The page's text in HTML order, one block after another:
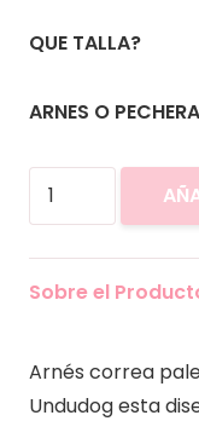
QUE TALLA?
ARNES O
Arnés
+
Paletas
Sobre el
Arnés correa
Undudog esta